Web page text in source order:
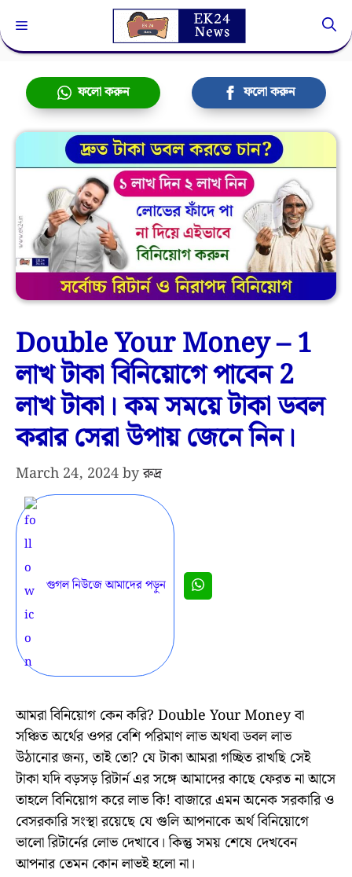
to
content
Menu
ফলো করুন ফলো করুন
Double Your Money – 1
লাখ টাকা বিনিয়োগে পাবেন 2
লাখ টাকা। কম সময়ে টাকা ডবল
করার সেরা উপায় জেনে নিন।
March 24, 2024byরুদ্র
গুগল নিউজে আমাদের পড়ুন
আমরা বিনিয়োগ কেন করি? Double Your Money বা
সঞ্চিত অর্থের ওপর বেশি পরিমাণ লাভ অথবা ডবল লাভ
উঠানোর জন্য, তাই তো? যে টাকা আমরা গচ্ছিত রাখছি সেই
টাকা যদি বড়সড় রিটার্ন এর সঙ্গে আমাদের কাছে ফেরত না আসে
তাহলে বিনিয়োগ করে লাভ কি! বাজারে এমন অনেক সরকারি ও
বেসরকারি সংস্থা রয়েছে যে গুলি আপনাকে অর্থ বিনিয়োগে
ভালো রিটার্নের লোভ দেখাবে। কিন্তু সময় শেষে দেখবেন
আপনার তেমন কোন লাভই হলো না।